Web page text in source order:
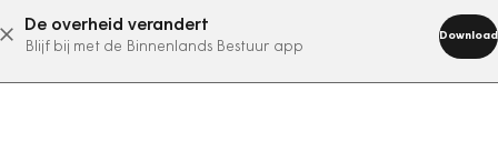
De overheid verandert
Blijf bij met de Binnenlands Bestuur app
Download
abonneer nu